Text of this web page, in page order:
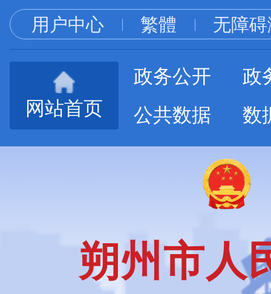
用户中心 繁體 无障
网站首页
政务公开
政
公共数据
数
朔州市人